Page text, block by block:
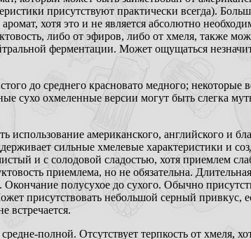
присутствуют практически всегда).
хотя это и не является абсолютно
либо от эфиров, либо от хмеля, также
ферментации. Может ощущаться
до среднего красновато медного;
сухо охмеленные версии могут быть слегка
американского, английского и
сильные хмелевые характеристики и
и с солодовой сладостью, хотя приемлем
приемлема, но не обязательна.
полусухое до сухого. Обычно
присутствовать небольшой серный привкус,
встречается.
полной. Отсутствует терпкость от хмеля,